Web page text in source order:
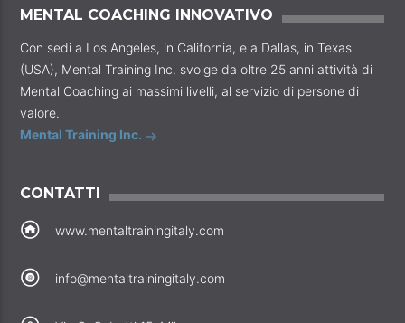
MENTAL COACHING INNOVATIVO
Con sedi a Los Angeles, in California, e a Dallas, in Texas
(USA), Mental Training Inc. svolge da oltre 25 anni attività di
Mental Coaching ai massimi livelli, al servizio di persone di
valore.
Mental Training Inc.
CONTATTI
www.mentaltrainingitaly.com
info@mentaltrainingitaly.com